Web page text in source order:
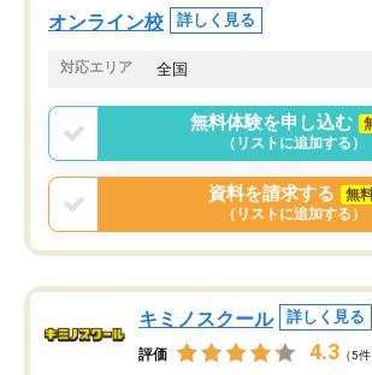
オンラインツールを使用した単語帳の
共有があり宿題もそちらで出される形
でした。
言う事で講師変更の申し出があり、あ
まりに短期での変更だった為、塾に通
う事にして退会しました。遅れも取り
戻せ、授業内容や講師の方は良かった
と思います。
オンライン校 詳しく見る
対応エリア 全国
無料体験を申し込む
（リストに追加する）
資料を請求する
無
（リストに追加する）
キミノスクール 詳しく見る
評価 4.3 （5件